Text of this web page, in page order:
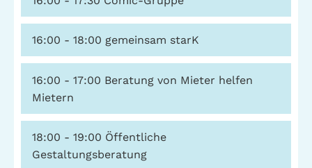
Spenden: Investieren Sie in die GWA!
News
Kontakt Impressum
16:00 - 18:00 gemeinsam starK
16:00 - 17:00 Beratung von Mieter helfen
Mietern
18:00 - 19:00 Öffentliche
Gestaltungsberatung